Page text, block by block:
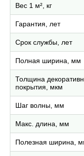
Вес 1 м², кг
Гарантия, лет
Срок службы, лет
Полная ширина, мм
Толщина
покрытия, мкм
Шаг волны, мм
Макс. длина, мм
Полезная ширина,